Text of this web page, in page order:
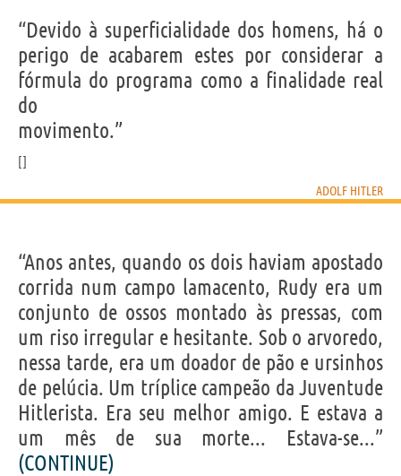
“Devido à superficialidade dos homens, há o
perigo de acabarem estes por considerar a
fórmula do programa como a finalidade real
do
movimento.”
ADOLF HITLER
“Anos antes, quando os dois haviam apostado
corrida num campo lamacento, Rudy era um
conjunto de ossos montado às pressas, com
um riso irregular e hesitante. Sob o arvoredo,
nessa tarde, era um doador de pão e ursinhos
de pelúcia. Um tríplice campeão da Juventude
Hitlerista. Era seu melhor amigo. E estava a
um mês de sua morte... Estava-se...”
(CONTINUE)